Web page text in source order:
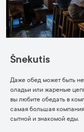
Šnekutis
Даже обед может быть
оладьи или жареные
вы любите обедать в
самая большая
сытной и знакомой еды.